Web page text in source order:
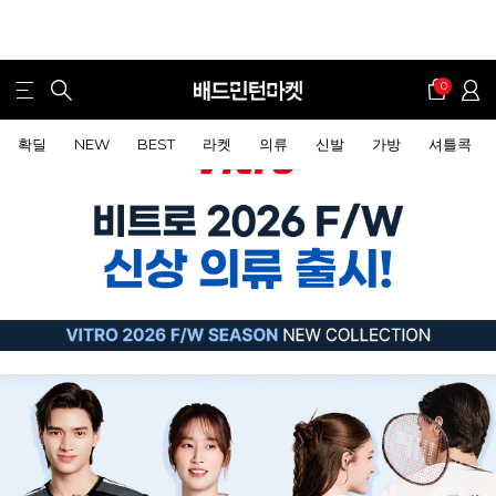
0
확딜 NEW BEST 라켓 의류 신발 가방 셔틀콕